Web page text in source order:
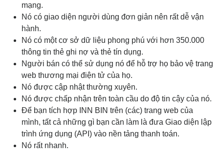
mạng.
Nó có giao diện người dùng đơn giản nên rất dễ vận
hành.
Nó có một cơ sở dữ liệu phong phú với hơn 350.000
thông tin thẻ ghi nợ và thẻ tín dụng.
Người bán có thể sử dụng nó để hỗ trợ họ bảo vệ trang
web thương mại điện tử của họ.
Nó được cập nhật thường xuyên.
Nó được chấp nhận trên toàn cầu do độ tin cậy của nó.
Để bạn tích hợp INN BIN trên (các) trang web của
mình, tất cả những gì bạn cần làm là đưa Giao diện lập
trình ứng dụng (API) vào nền tảng thanh toán.
Nó rất nhanh.